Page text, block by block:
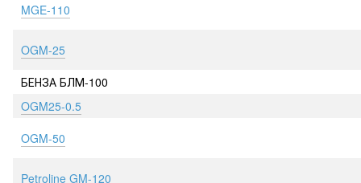
MGE-110
OGM-25
БЕНЗА БЛМ-100
OGM25-0.5
OGM-50
Petroline GM-120